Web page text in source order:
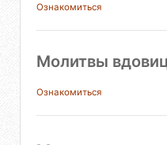
Ознакомиться
Молитвы
Ознакомиться